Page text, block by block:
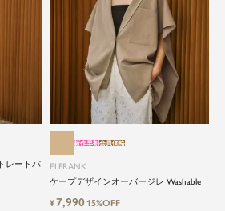
をテーマに、時代を超
アイテムを
フランク）は、「上品さ」と「気
スよく取り入れた、大人のため
ンドです。
取り入れたくなる、でもどこか
日常と特別の間を行き来するス
close
レートパ
ELFRANK
ケープデザインオーバージレ Washable
新作早割会員価格
¥7,990 15%OFF